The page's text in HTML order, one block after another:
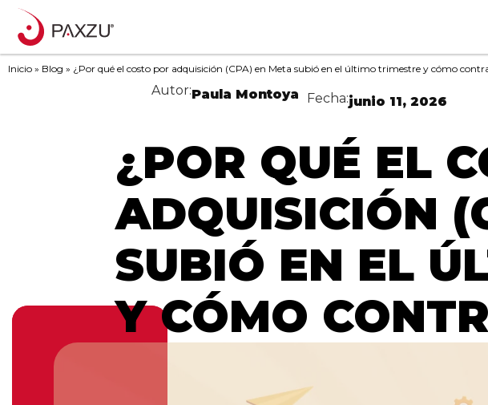
Inicio » Blog » ¿Por qué el costo por adquisición (CPA) en Meta subió en el último trimestre y cómo
Autor:Paula Montoya Fecha:junio 11, 2026
¿POR QUÉ EL
ADQUISICIÓN
SUBIÓ EN EL
Y CÓMO